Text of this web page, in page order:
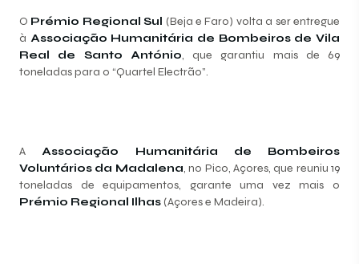
O Prémio Regional Sul (Beja e Faro) volta a ser entregue
à Associação Humanitária de Bombeiros de Vila
Real de Santo António, que garantiu mais de 69
toneladas para o “Quartel Electrão”.
A Associação Humanitária de Bombeiros
Voluntários da Madalena, no Pico, Açores, que reuniu 19
toneladas de equipamentos, garante uma vez mais o
Prémio Regional Ilhas (Açores e Madeira).